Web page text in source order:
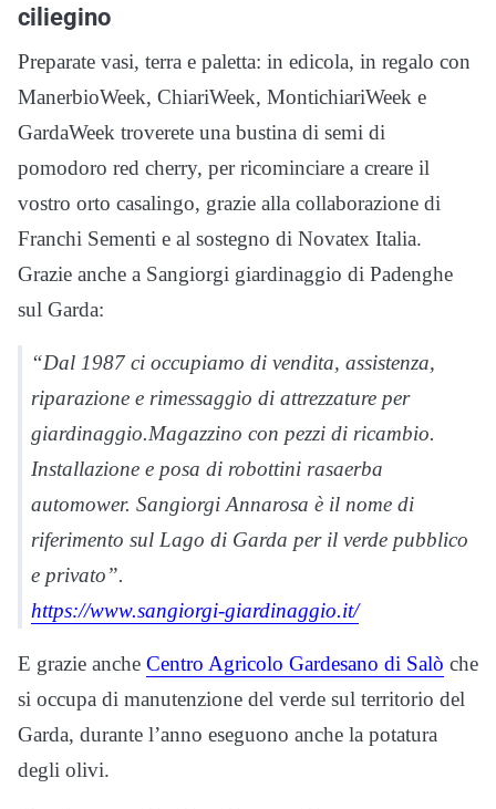
ciliegino
Preparate vasi, terra e paletta: in edicola, in regalo con
ManerbioWeek, ChiariWeek, MontichiariWeek e
GardaWeek troverete una bustina di semi di
pomodoro red cherry, per ricominciare a creare il
vostro orto casalingo, grazie alla collaborazione di
Franchi Sementi e al sostegno di Novatex Italia.
Grazie anche a Sangiorgi giardinaggio di Padenghe
sul Garda:
“Dal 1987 ci occupiamo di vendita, assistenza,
riparazione e rimessaggio di attrezzature per
giardinaggio.Magazzino con pezzi di ricambio.
Installazione e posa di robottini rasaerba
automower. Sangiorgi Annarosa è il nome di
riferimento sul Lago di Garda per il verde pubblico
e privato”.
https://www.sangiorgi-giardinaggio.it/
E grazie anche Centro Agricolo Gardesano di Salò che
si occupa di manutenzione del verde sul territorio del
Garda, durante l’anno eseguono anche la potatura
degli olivi.